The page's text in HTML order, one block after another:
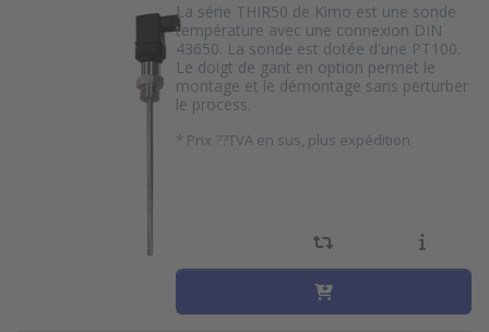
La série THIR50 de Kimo est une sonde
température avec une connexion DIN
43650. La sonde est dotée d'une PT100.
Le doigt de gant en option permet le
montage et le démontage sans perturber
le process.
* Prix ??TVA en sus, plus expédition